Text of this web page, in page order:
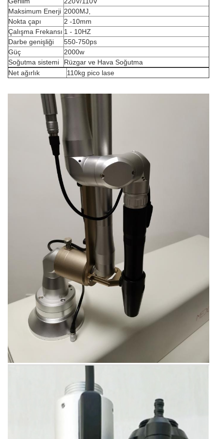
Maksimum Enerji 2000MJ,
Nokta çapı
2 -10mm
Çalışma Frekansı 1 - 10HZ
Darbe genişliği
550-750ps
Güç
2000w
Soğutma sistemi
Rüzgar ve Hava Soğutma
Net ağırlık
110kg pico lase